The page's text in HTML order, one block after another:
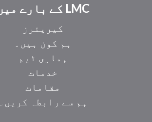
LMC کے بارے میں
کیریئرز
ہم کون ہیں۔
ہماری ٹیم
خدمات
مقامات
ہم سے رابطہ کریں۔